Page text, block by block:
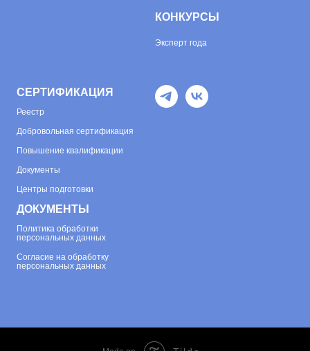
КОНКУРСЫ
Эксперт года
СЕРТИФИКАЦИЯ
Реестр
Добровольная сертификация
Повышение квалификации
Документы
Центры подготовки
ДОКУМЕНТЫ
Политика обработки
персональных данных
Согласие на обработку
персональных данных